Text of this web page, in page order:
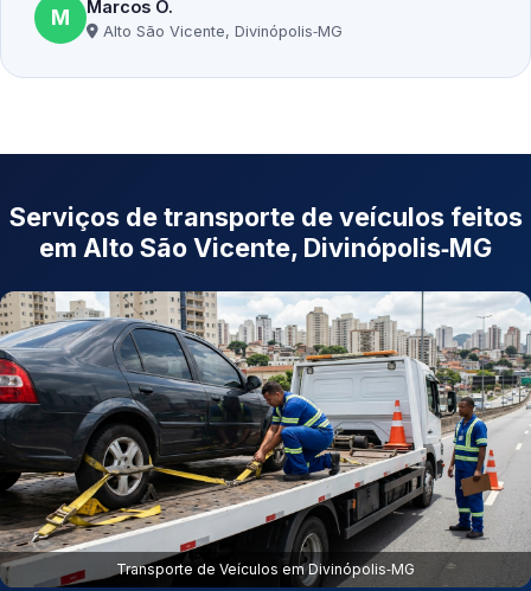
M Marcos O.
Alto São Vicente, Divinópolis‑MG
Serviços de transporte de veículos feitos
em Alto São Vicente, Divinópolis‑MG
Transporte de Veículos em Divinópolis‑MG